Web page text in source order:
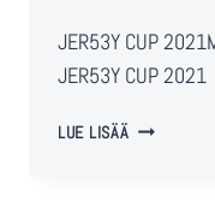
JER53Y CUP
JER53Y CUP 2021
LUE LISÄÄ